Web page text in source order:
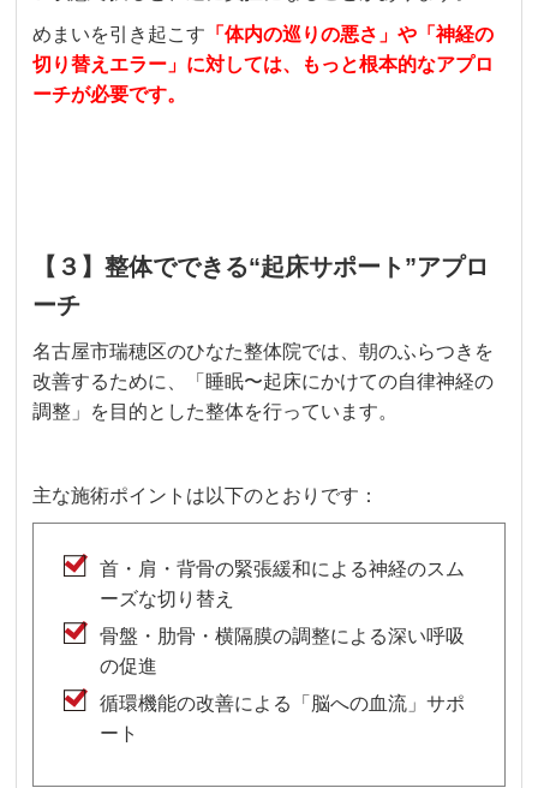
めまいを引き起こす 「体内の巡りの悪さ」や「神経の
切り替えエラー」に対しては、もっと根本的なアプロ
ーチが必要です。
【３】整体でできる“起床サポート”アプロ
ーチ
名古屋市瑞穂区のひなた整体院では、朝のふらつきを
改善するために、「睡眠〜起床にかけての自律神経の
調整」を目的とした整体を行っています。
主な施術ポイントは以下のとおりです：
首・肩・背骨の緊張緩和による神経のスム
ーズな切り替え
骨盤・肋骨・横隔膜の調整による深い呼吸
の促進
循環機能の改善による「脳への血流」サポ
ート